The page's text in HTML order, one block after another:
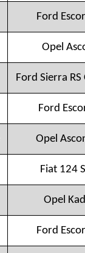
Ford
Opel
Ford Sierra
Ford
Opel
Fiat 124
Opel
Ford